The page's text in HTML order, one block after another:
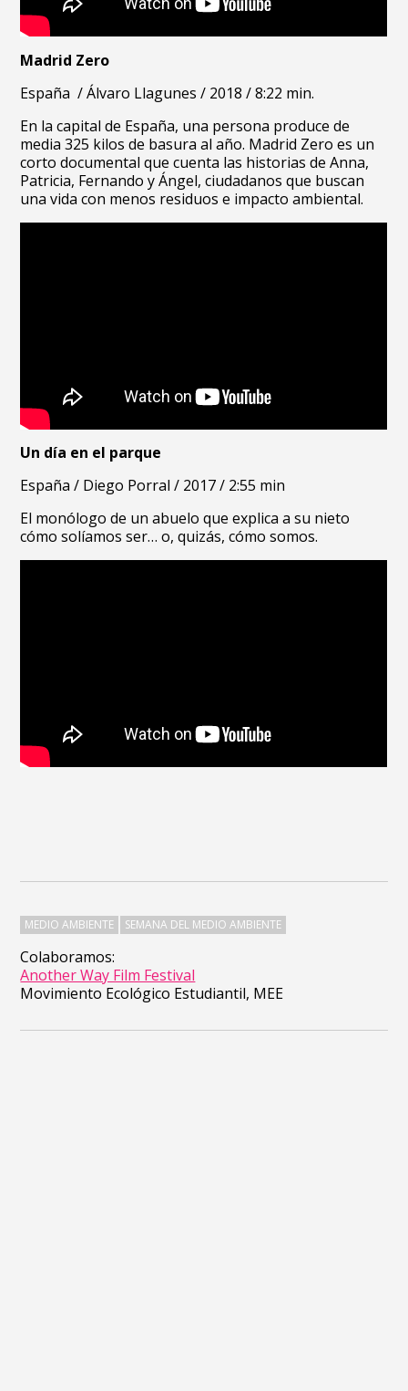
Colaboramos:
Another Way Film Festival
Movimiento Ecológico Estudiantil, MEE
Madrid Zero
España /Álvaro Llagunes / 2018 /8:22 min.
En la capital de España, una persona produce de
media 325 kilos de basura al año. Madrid Zero es un
corto documental que cuenta las historias de Anna,
Patricia, Fernando y Ángel, ciudadanos que buscan
una vida con menos residuos e impacto ambiental.
Un día en el parque
España / Diego Porral / 2017 / 2:55 min
El monólogo de un abuelo que explica a su nieto
cómo solíamos ser… o, quizás, cómo somos.
MEDIO AMBIENTE SEMANA DEL MEDIO AMBIENTE